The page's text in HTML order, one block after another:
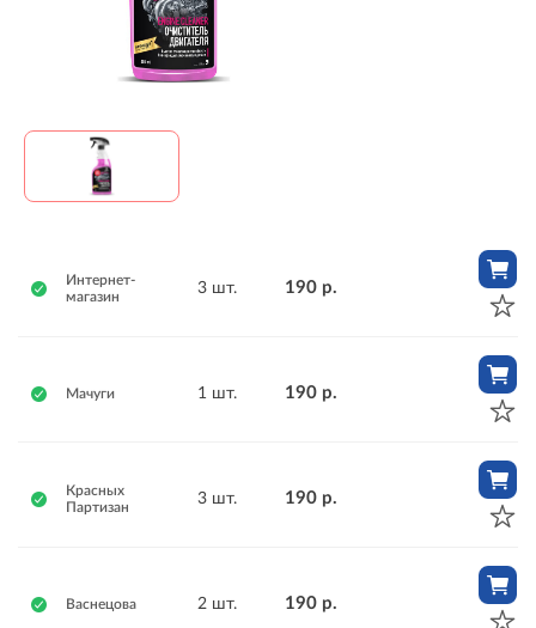
Интернет-
магазин
3 шт. 190 р.
Мачуги 1 шт. 190 р.
Красных
Партизан
3 шт. 190 р.
Васнецова 2 шт. 190 р.